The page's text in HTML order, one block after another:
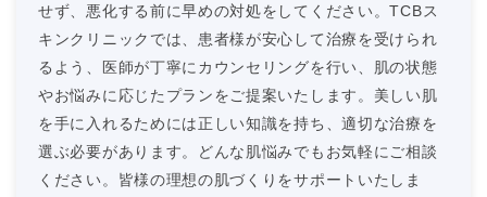
せず、悪化する前に早めの対処をしてください。TCBス
キンクリニックでは、患者様が安心して治療を受けられ
るよう、医師が丁寧にカウンセリングを行い、肌の状態
やお悩みに応じたプランをご提案いたします。美しい肌
を手に入れるためには正しい知識を持ち、適切な治療を
選ぶ必要があります。どんな肌悩みでもお気軽にご相談
ください。皆様の理想の肌づくりをサポートいたしま